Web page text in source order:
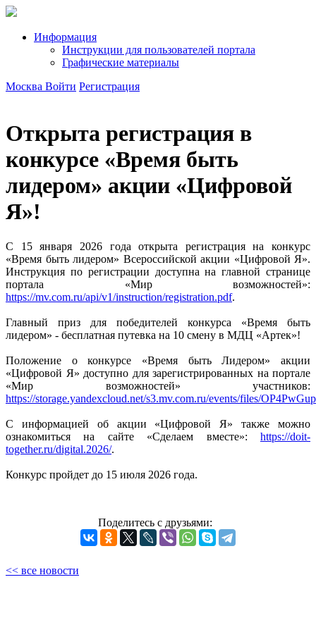
Информация
Инструкции для пользователей портала
Графические материалы
Москва Войти Регистрация
Открыта регистрация в
конкурсе «Время быть
лидером» акции «Цифровой
Я»!
С 15 января 2026 года открыта регистрация на конкурс
«Время быть лидером» Всероссийской акции «Цифровой Я».
Инструкция по регистрации доступна на главной странице
портала «Мир возможностей»:
https://mv.com.ru/api/v1/instruction/registration.pdf.
Главный приз для победителей конкурса «Время быть
лидером» - бесплатная путевка на 10 смену в МДЦ «Артек»!
Положение о конкурсе «Время быть Лидером» акции
«Цифровой Я» доступно для зарегистрированных на портале
«Мир возможностей» участников:
https://storage.yandexcloud.net/s3.mv.com.ru/events/files/
С информацией об акции «Цифровой Я» также можно
ознакомиться на сайте «Сделаем вместе»: https://doit-
together.ru/digital.2026/.
Конкурс пройдет до 15 июля 2026 года.
Поделитесь с друзьями:
<< все новости